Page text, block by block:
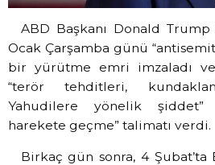
ABD Başkanı Donald
Ocak Çarşamba günü
bir yürütme emri imzaladı ve
“terör tehditleri,
Yahudilere yönelik şiddet”
harekete geçme” talimatı verdi.
Birkaç gün sonra, 4 Şubat’ta